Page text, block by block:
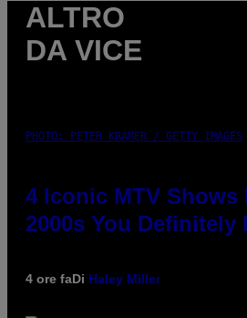
ALTRO
DA VICE
PHOTO: PETER KRAMER / GETTY IMAGES
4 Iconic MTV Shows
2000s You
4 ore faDi Haley Miller